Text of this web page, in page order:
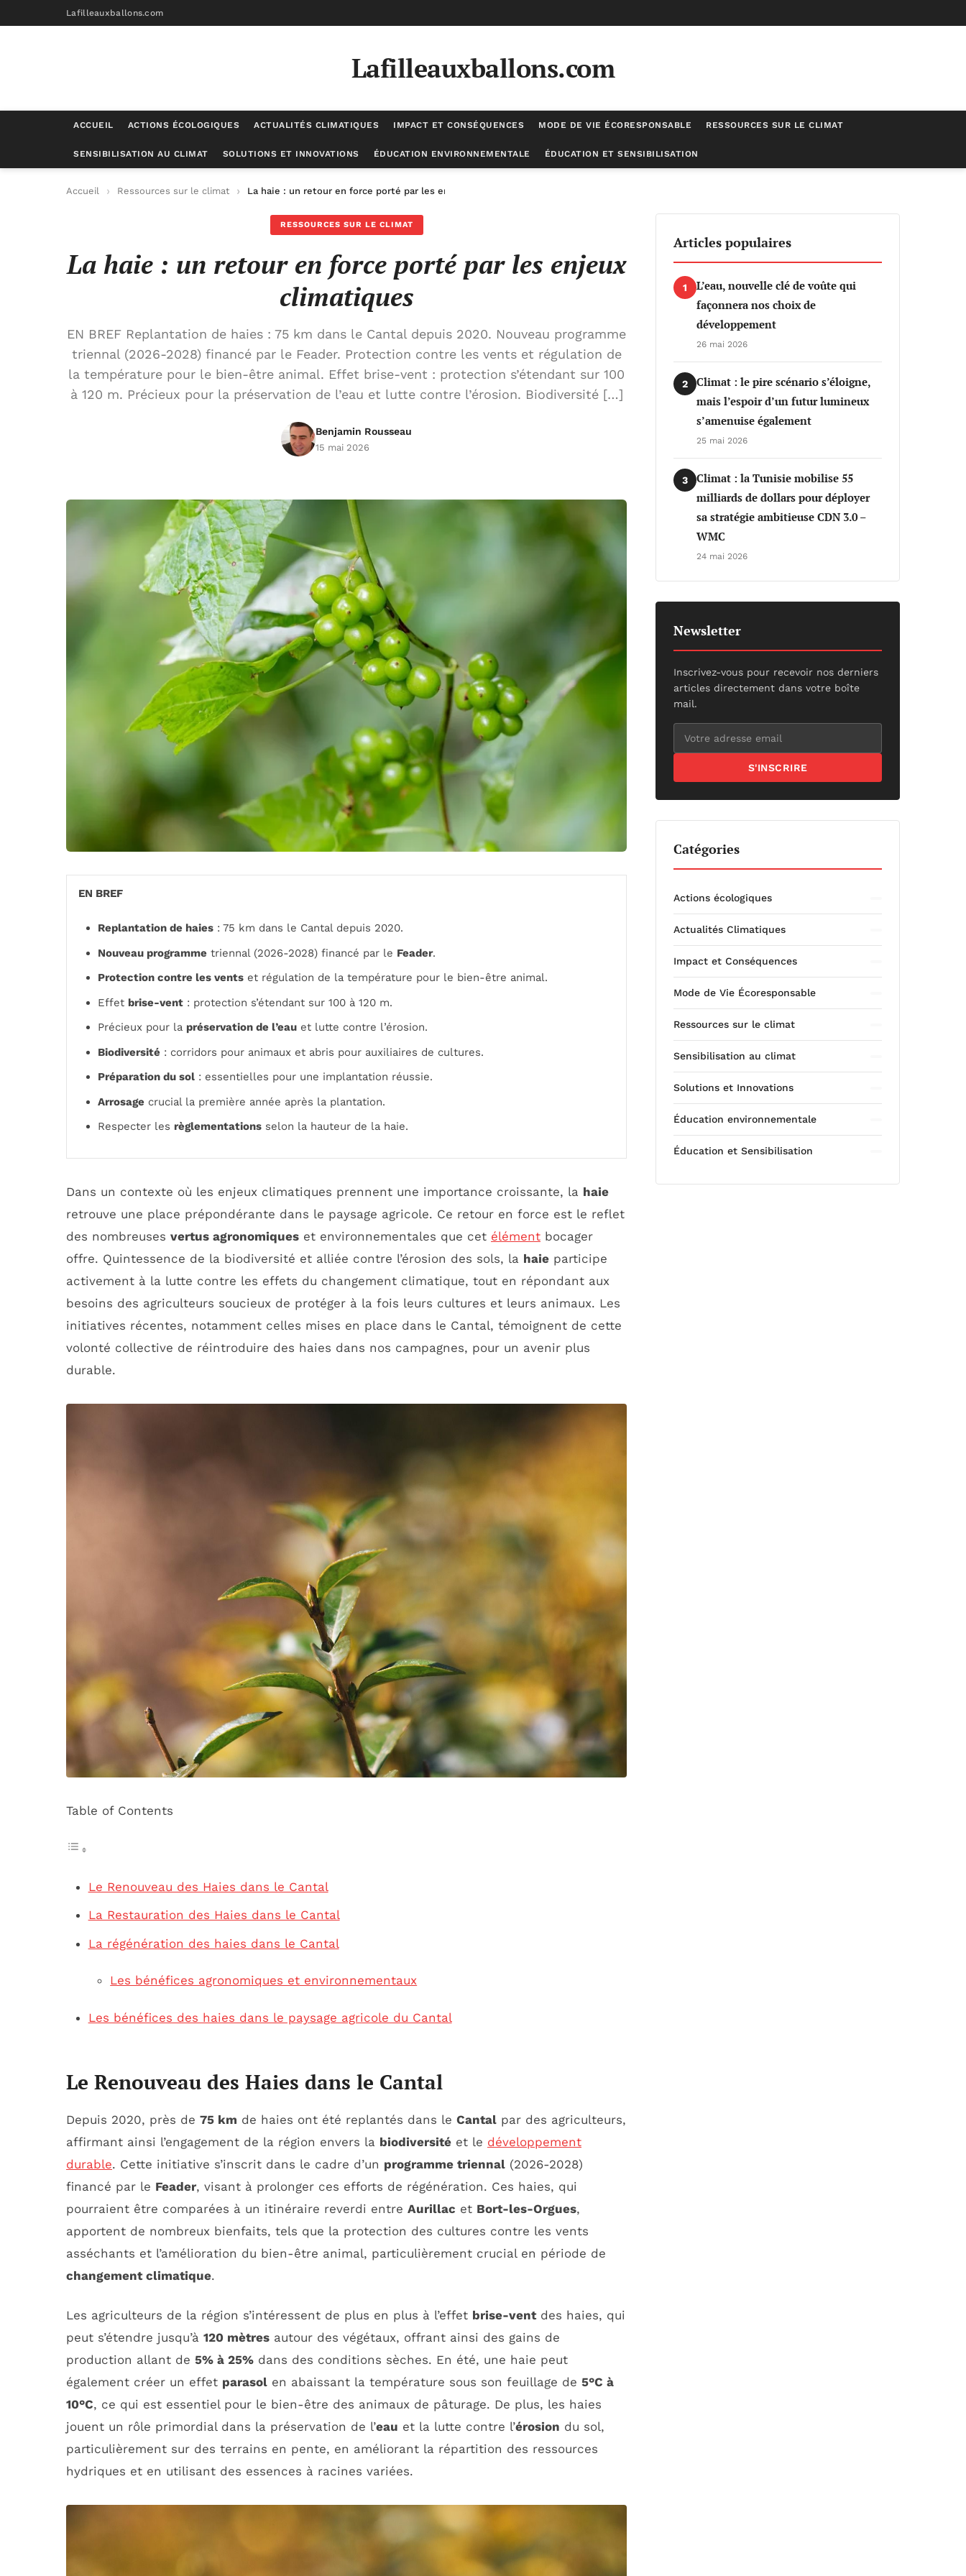
Lafilleauxballons.com
Lafilleauxballons.com
ACCUEIL ACTIONS ÉCOLOGIQUES ACTUALITÉS CLIMATIQUES IMPACT ET CONSÉQUENCES MODE DE VIE ÉCORESPONSABLE RESSOURCES SUR LE CLIMAT
SENSIBILISATION AU CLIMAT SOLUTIONS ET INNOVATIONS ÉDUCATION ENVIRONNEMENTALE ÉDUCATION ET SENSIBILISATION
Accueil Ressources sur le climat La haie : un retour en force porté par les enjeux climatiques
RESSOURCES SUR LE CLIMAT
La haie : un retour en force porté par les enjeux
climatiques
EN BREF Replantation de haies : 75 km dans le Cantal depuis 2020. Nouveau programme
triennal (2026-2028) financé par le Feader. Protection contre les vents et régulation de
la température pour le bien-être animal. Effet brise-vent : protection s’étendant sur 100
à 120 m. Précieux pour la préservation de l’eau et lutte contre l’érosion. Biodiversité […]
Benjamin Rousseau
15 mai 2026
EN BREF
Replantation de haies : 75 km dans le Cantal depuis 2020.
Nouveau programme triennal (2026-2028) financé par le Feader.
Protection contre les vents et régulation de la température pour le bien-être animal.
Effet brise-vent : protection s’étendant sur 100 à 120 m.
Précieux pour la préservation de l’eau et lutte contre l’érosion.
Biodiversité : corridors pour animaux et abris pour auxiliaires de cultures.
Préparation du sol : essentielles pour une implantation réussie.
Arrosage crucial la première année après la plantation.
Respecter les règlementations selon la hauteur de la haie.
Dans un contexte où les enjeux climatiques prennent une importance croissante, la haie
retrouve une place prépondérante dans le paysage agricole. Ce retour en force est le reflet
des nombreuses vertus agronomiques et environnementales que cet élément bocager
offre. Quintessence de la biodiversité et alliée contre l’érosion des sols, la haie participe
activement à la lutte contre les effets du changement climatique, tout en répondant aux
besoins des agriculteurs soucieux de protéger à la fois leurs cultures et leurs animaux. Les
initiatives récentes, notamment celles mises en place dans le Cantal, témoignent de cette
volonté collective de réintroduire des haies dans nos campagnes, pour un avenir plus
durable.
Table of Contents
Le Renouveau des Haies dans le Cantal
La Restauration des Haies dans le Cantal
La régénération des haies dans le Cantal
Les bénéfices agronomiques et environnementaux
Les bénéfices des haies dans le paysage agricole du Cantal
Le Renouveau des Haies dans le Cantal
Depuis 2020, près de 75 km de haies ont été replantés dans le Cantal par des agriculteurs,
affirmant ainsi l’engagement de la région envers la biodiversité et le développement
durable. Cette initiative s’inscrit dans le cadre d’un programme triennal (2026-2028)
financé par le Feader, visant à prolonger ces efforts de régénération. Ces haies, qui
pourraient être comparées à un itinéraire reverdi entre Aurillac et Bort-les-Orgues,
apportent de nombreux bienfaits, tels que la protection des cultures contre les vents
asséchants et l’amélioration du bien-être animal, particulièrement crucial en période de
changement climatique.
Les agriculteurs de la région s’intéressent de plus en plus à l’effet brise-ventdes haies, qui
peut s’étendre jusqu’à 120 mètres autour des végétaux, offrant ainsi des gains de
production allant de 5% à 25% dans des conditions sèches. En été, une haie peut
également créer un effet parasol en abaissant la température sous son feuillage de 5°C à
10°C, ce qui est essentiel pour le bien-être des animaux de pâturage. De plus, les haies
jouent un rôle primordial dans la préservation de l’eau et la lutte contre l’érosion du sol,
particulièrement sur des terrains en pente, en améliorant la répartition des ressources
hydriques et en utilisant des essences à racines variées.
Articles populaires
1
L’eau, nouvelle clé de voûte qui
façonnera nos choix de
développement
26 mai 2026
2
Climat : le pire scénario s’éloigne,
mais l’espoir d’un futur lumineux
s’amenuise également
25 mai 2026
3
Climat : la Tunisie mobilise 55
milliards de dollars pour déployer
sa stratégie ambitieuse CDN 3.0 –
WMC
24 mai 2026
Newsletter
Inscrivez-vous pour recevoir nos derniers
articles directement dans votre boîte
mail.
S'INSCRIRE
Catégories
Actions écologiques
Actualités Climatiques
Impact et Conséquences
Mode de Vie Écoresponsable
Ressources sur le climat
Sensibilisation au climat
Solutions et Innovations
Éducation environnementale
Éducation et Sensibilisation